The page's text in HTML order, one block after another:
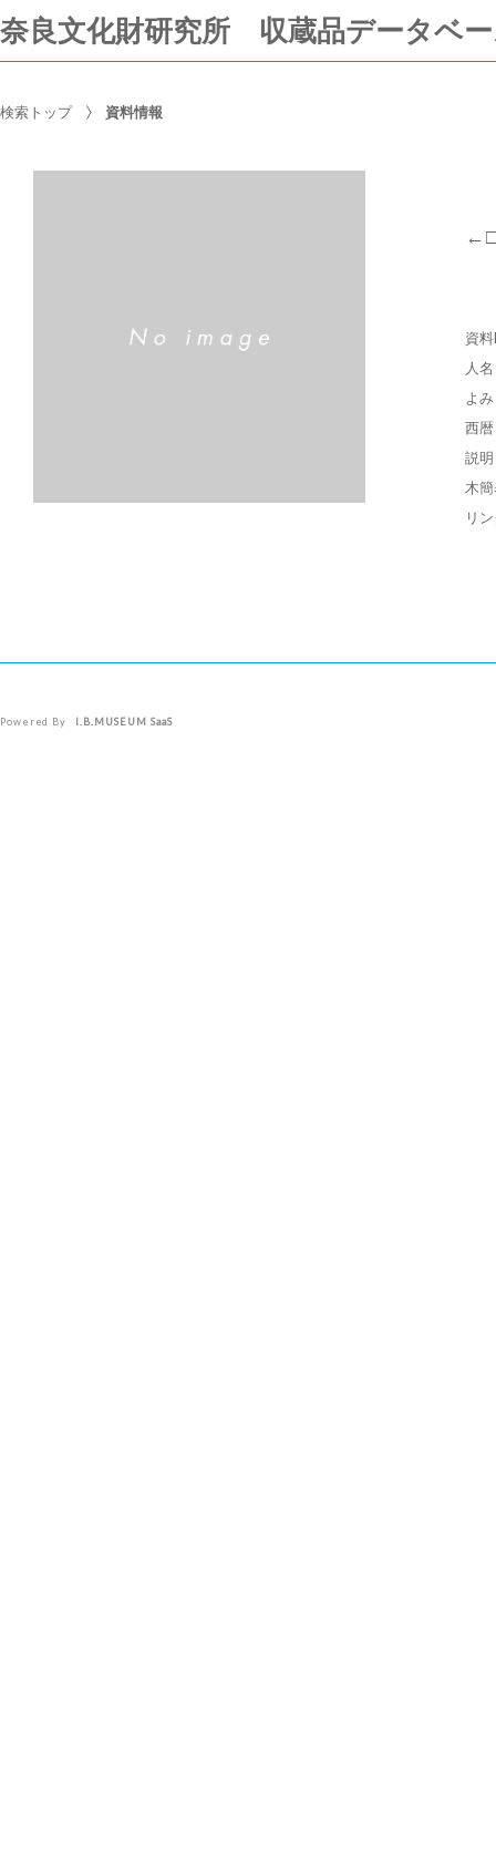
奈良文化財研究所 収蔵品データベ
検索トップ 資料情報
資
人名
よみ
西暦
説明
木
リ
Powered By I.B.MUSEUM SaaS